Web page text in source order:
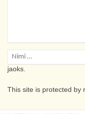
Salvesta minu nimi,
jaoks.
This site is protected by